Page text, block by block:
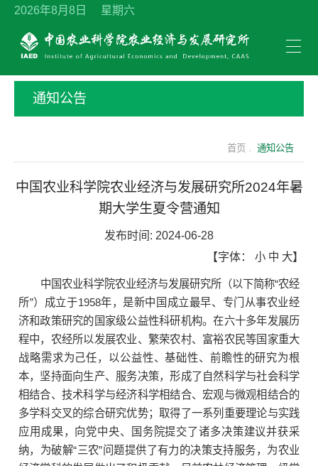
2026年8月8日 星期六
通知公告
首页 . 通知公告
中国农业科学院农业经济与发展研究所2024年暑
期大学生夏令营通知
发布时间: 2024-06-28
【字体： 小 中 大】
中国农业科学院农业经济与发展研究所（以下简称“农经
所”）成立于1958年，是新中国成立最早、专门从事农业经
济和政策研究的国家级公益性科研机构。在六十多年发展历
程中，农经所以发展农业、繁荣农村、富裕农民等国家重大
战略需求为己任，以公益性、基础性、前瞻性的研究为根
本，坚持面向生产、服务决策，形成了自然科学与社会科学
相结合、技术科学与经济科学相结合、宏观与微观相结合的
多学科交叉的综合研究优势；取得了一系列重要理论与实践
应用成果，向党中央、国务院提交了诸多决策建议并获采
纳，为破解“三农”问题提供了有力的决策支持服务，为农业